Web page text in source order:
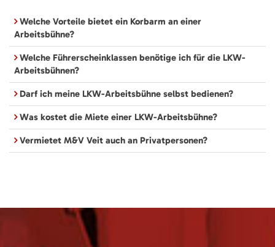
Welche Vorteile bietet ein Korbarm an einer
Arbeitsbühne?
Welche Führerscheinklassen benötige ich für die LKW-
Arbeitsbühnen?
Darf ich meine LKW-Arbeitsbühne selbst bedienen?
Was kostet die Miete einer LKW-Arbeitsbühne?
Vermietet M&V Veit auch an Privatpersonen?